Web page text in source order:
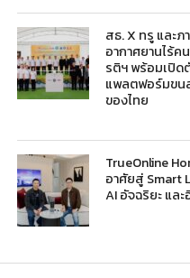
สธ. X ทรู และภ
อากาศยานไร้ค
รติฯ พร้อมเปิด
แพลตฟอร์มขน
ของไทย
TrueOnline
อาศัยสู่ Smart
AI อัจฉริยะ แล